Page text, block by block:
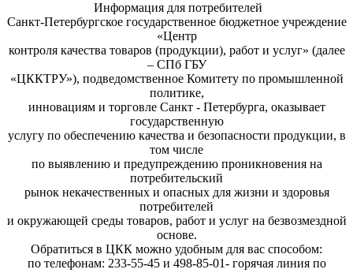
Информация для потребителей
Санкт-Петербургское государственное бюджетное учреждение
«Центр
контроля качества товаров (продукции), работ и услуг» (далее
– СПб ГБУ
«ЦККТРУ»), подведомственное Комитету по промышленной
политике,
инновациям и торговле Санкт - Петербурга, оказывает
государственную
услугу по обеспечению качества и безопасности продукции, в
том числе
по выявлению и предупреждению проникновения на
потребительский
рынок некачественных и опасных для жизни и здоровья
потребителей
и окружающей среды товаров, работ и услуг на безвозмездной
основе.
Обратиться в ЦКК можно удобным для вас способом:
по телефонам: 233-55-45 и 498-85-01- горячая линия по